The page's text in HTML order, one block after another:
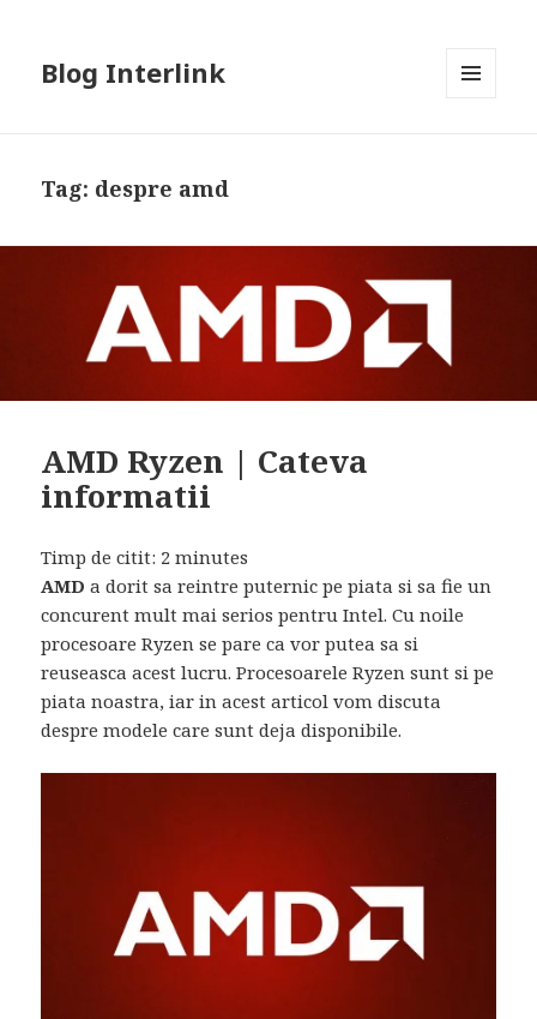
Blog Interlink
Tag: despre amd
AMD Ryzen | Cateva
informatii
Timp de citit: 2 minutes
AMD a dorit sa reintre puternic pe piata si sa fie un
concurent mult mai serios pentru Intel. Cu noile
procesoare Ryzen se pare ca vor putea sa si
reuseasca acest lucru. Procesoarele Ryzen sunt si pe
piata noastra, iar in acest articol vom discuta
despre modele care sunt deja disponibile.